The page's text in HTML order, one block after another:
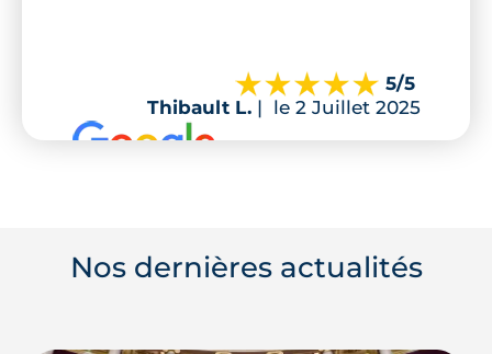
5/5
Thibault L. | le 2 Juillet 2025
Nos dernières actualités